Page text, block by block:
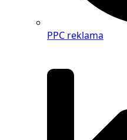
PPC reklama